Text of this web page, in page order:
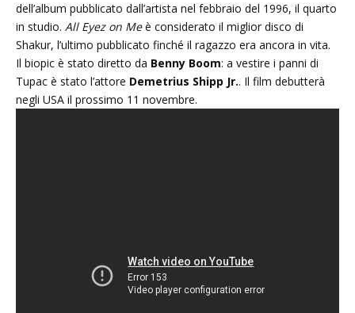
dell’album pubblicato dall’artista nel febbraio del 1996, il quarto
in studio. All Eyez on Meè considerato il miglior disco di
Shakur, l’ultimo pubblicato finché il ragazzo era ancora in vita.
Il biopic è stato diretto da Benny Boom: a vestire i panni di
Tupac è stato l’attore Demetrius Shipp Jr.. Il film debutterà
negli USA il prossimo 11 novembre.